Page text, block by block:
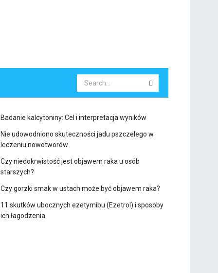
Badanie kalcytoniny: Cel i interpretacja wyników
Nie udowodniono skuteczności jadu pszczelego w
leczeniu nowotworów
Czy niedokrwistość jest objawem raka u osób
starszych?
Czy gorzki smak w ustach może być objawem raka?
11 skutków ubocznych ezetymibu (Ezetrol) i sposoby
ich łagodzenia